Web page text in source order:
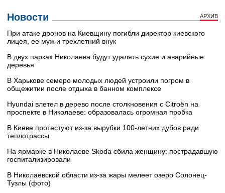
Новости АРХИВ
При атаке дронов на Киевщину погибли директор киевского
лицея, ее муж и трехлетний внук
В двух парках Николаева будут удалять сухие и аварийные
деревья
В Харькове семеро молодых людей устроили погром в
общежитии после отдыха в банном комплексе
Hyundai влетел в дерево после столкновения с Citroën на
проспекте в Николаеве: образовалась огромная пробка
В Киеве протестуют из-за вырубки 100-летних дубов ради
теплотрассы
На ярмарке в Николаеве Skoda сбила женщину: пострадавшую
госпитализировали
В Николаевской области из-за жары мелеет озеро Солонец-
Тузлы (фото)